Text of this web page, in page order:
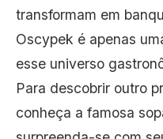
transformam em
Oscypek é apenas
esse universo
Para descobrir outro
conheça a famosa